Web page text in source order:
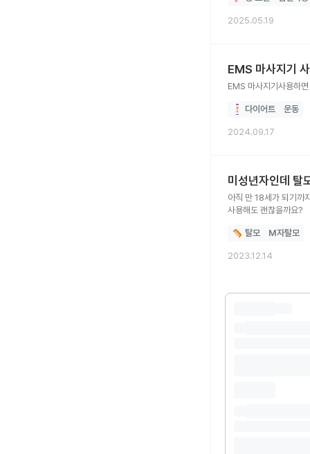
2025.05.19
EMS 마사지기
EMS 마사지기사용하
다이어트 운동
2024.09.17
미성년자인데 탈
아직 만 18세가 되기까
사용해도 괜찮을까요?
탈모 M자탈모
2023.12.14